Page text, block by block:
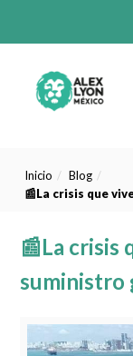
Inicio
Blog
📰La crisis que
📰La crisis
suministro